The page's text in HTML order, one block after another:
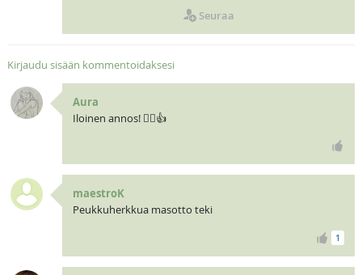
Seuraa
Kirjaudu sisään kommentoidaksesi
Aura
Iloinen annos! 🧝‍♀️👍
maestroK
Peukkuherkkua masotto teki
1